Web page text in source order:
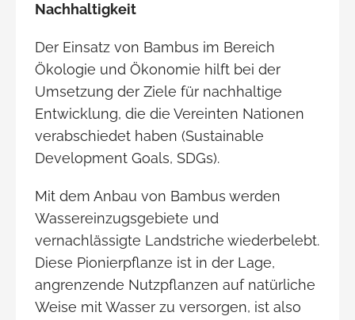
Nachhaltigkeit
Der Einsatz von Bambus im Bereich
Ökologie und Ökonomie hilft bei der
Umsetzung der Ziele für nachhaltige
Entwicklung, die die Vereinten Nationen
verabschiedet haben (Sustainable
Development Goals, SDGs).
Mit dem Anbau von Bambus werden
Wassereinzugsgebiete und
vernachlässigte Landstriche wiederbelebt.
Diese Pionierpflanze ist in der Lage,
angrenzende Nutzpflanzen auf natürliche
Weise mit Wasser zu versorgen, ist also